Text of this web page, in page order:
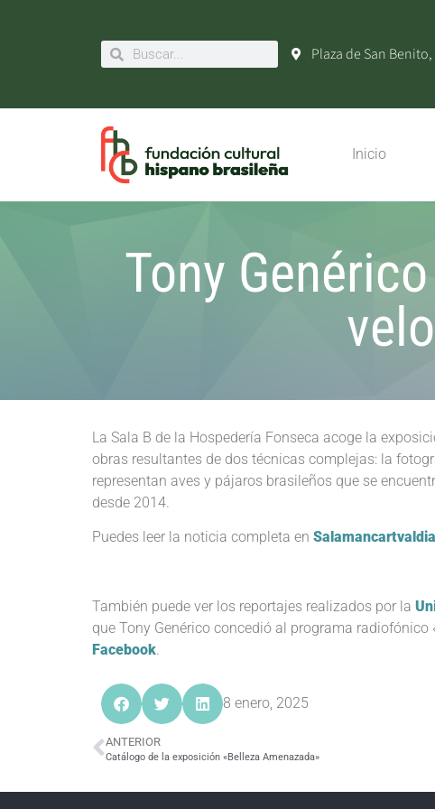
Plaza de San
Inicio
Tony
La Sala B de la Hospedería Fonseca acoge la
obras resultantes de dos técnicas complejas: la
representan aves y pájaros brasileños que se
desde 2014.
Puedes leer la noticia completa en Salamancartvaldia
También puede ver los reportajes realizados por la
que Tony Genérico concedió al programa radiofónico
Facebook.
8 enero, 2025
ANTERIOR
Catálogo de la exposición «Belleza Amenazada»